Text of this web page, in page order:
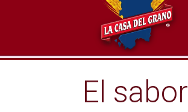
El sabor